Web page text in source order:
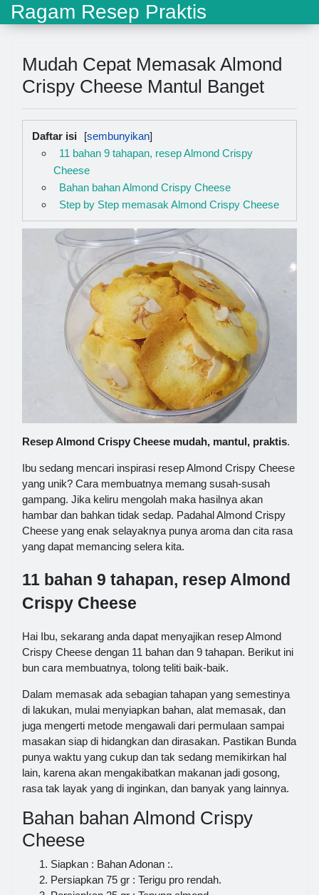
Ragam Resep Praktis
Mudah Cepat Memasak Almond
Crispy Cheese Mantul Banget
Daftar isi
11 bahan 9 tahapan, resep Almond Crispy
Cheese
Bahan bahan Almond Crispy Cheese
Step by Step memasak Almond Crispy Cheese
Resep Almond Crispy Cheese mudah, mantul, praktis.
Ibu sedang mencari inspirasi resep Almond Crispy Cheese
yang unik? Cara membuatnya memang susah-susah
gampang. Jika keliru mengolah maka hasilnya akan
hambar dan bahkan tidak sedap. Padahal Almond Crispy
Cheese yang enak selayaknya punya aroma dan cita rasa
yang dapat memancing selera kita.
11 bahan 9 tahapan, resep Almond
Crispy Cheese
Hai Ibu, sekarang anda dapat menyajikan resep Almond
Crispy Cheese dengan 11 bahan dan 9 tahapan. Berikut ini
bun cara membuatnya, tolong teliti baik-baik.
Dalam memasak ada sebagian tahapan yang semestinya
di lakukan, mulai menyiapkan bahan, alat memasak, dan
juga mengerti metode mengawali dari permulaan sampai
masakan siap di hidangkan dan dirasakan. Pastikan Bunda
punya waktu yang cukup dan tak sedang memikirkan hal
lain, karena akan mengakibatkan makanan jadi gosong,
rasa tak layak yang di inginkan, dan banyak yang lainnya.
Bahan bahan Almond Crispy
Cheese
Siapkan : Bahan Adonan :.
Persiapkan 75 gr : Terigu pro rendah.